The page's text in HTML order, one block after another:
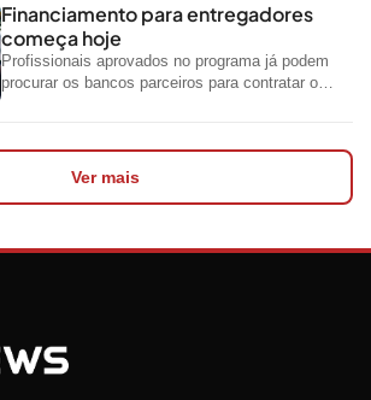
Financiamento para entregadores
começa hoje
Profissionais aprovados no programa já podem
procurar os bancos parceiros para contratar o
Ver mais